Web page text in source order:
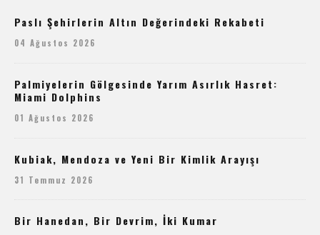
Paslı Şehirlerin Altın Değerindeki Rekabeti
04 Ağustos 2026
Palmiyelerin Gölgesinde Yarım Asırlık Hasret:
Miami Dolphins
01 Ağustos 2026
Kubiak, Mendoza ve Yeni Bir Kimlik Arayışı
31 Temmuz 2026
Bir Hanedan, Bir Devrim, İki Kumar